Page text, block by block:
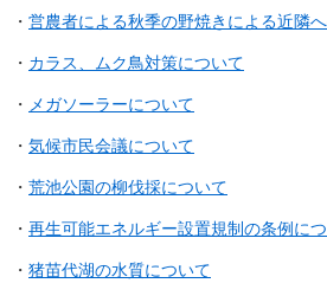
・ 営農者による秋季の野焼きによる近隣
・ カラス、ムク鳥対策について
・ メガソーラーについて
・ 気候市民会議について
・ 荒池公園の柳伐採について
・ 再生可能エネルギー設置規制の条例に
・ 猪苗代湖の水質について​